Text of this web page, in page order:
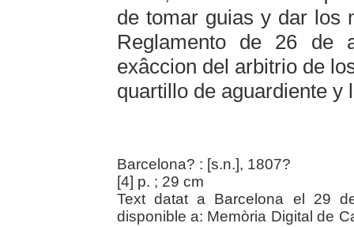
de tomar guias y dar los
Reglamento de 26 de
exâccion del arbitrio de
quartillo de aguardiente y
Barcelona? : [s.n.], 1807?
[4] p. ; 29 cm
Text datat a Barcelona el 29
disponible a: Memòria Digital de